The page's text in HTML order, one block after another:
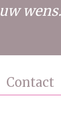
uw wens.
Contact